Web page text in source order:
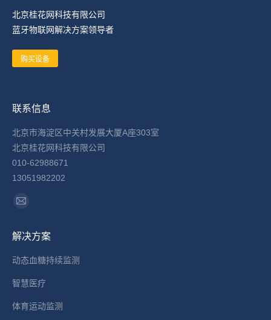
北京桂花网科技有限公司
蓝牙物联网解决方案领导者
购买设备
联系信息
北京市海淀区中关村发展大厦A座303室
北京桂花网科技有限公司
010-62988671
13051982202
找到我们：
Mail
opens
in
window
解决方案
动态血糖持续监测
智慧医疗
体育运动监测